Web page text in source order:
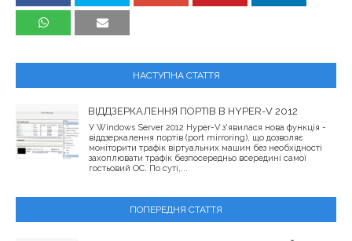
НАСТУПНА СТАТТЯ
ВІДДЗЕРКАЛЕННЯ ПОРТІВ В HYPER-V 2012
У Windows Server 2012 Hyper-V з'явилася нова функція -
віддзеркалення портів (port mirroring), що дозволяє
моніторити трафік віртуальних машин без необхідності
захоплювати трафік безпосередньо всередині самої
гостьовий ОС. По суті,...
ПОПЕРЕДНЯ СТАТТЯ